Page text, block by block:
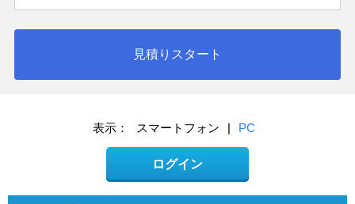
見積りスタート
表示： スマートフォン | PC
ログイン